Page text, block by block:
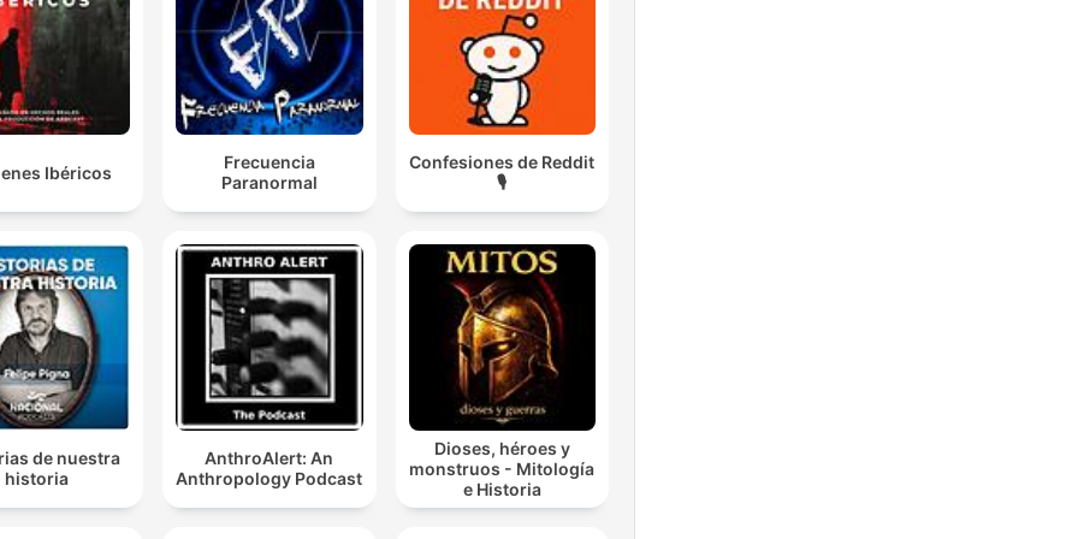
Ibéricos
Frecuencia
Paranormal
Confesiones de Reddit
🎙️
de nuestra
historia
AnthroAlert: An
Anthropology Podcast
Dioses, héroes y
monstruos - Mitología
e Historia